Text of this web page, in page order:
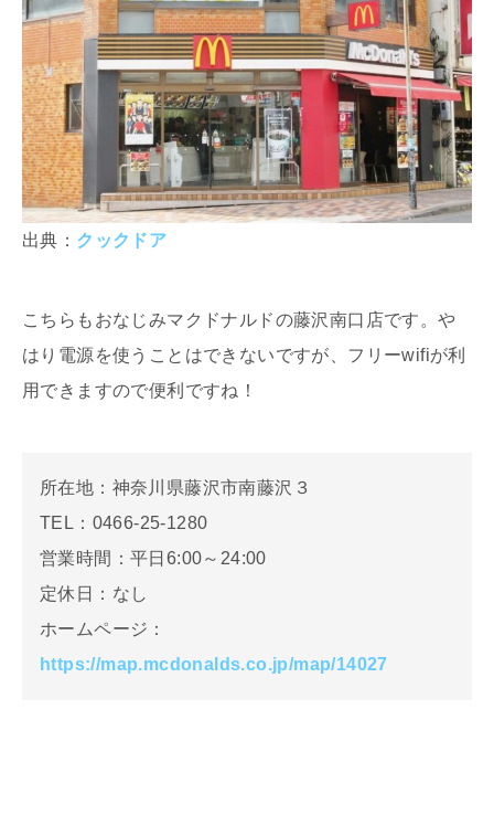
出典： クックドア
こちらもおなじみマクドナルドの藤沢南口店です。や
はり電源を使うことはできないですが、フリーwifiが利
用できますので便利ですね！
所在地：神奈川県藤沢市南藤沢３
TEL：0466-25-1280
営業時間：平日6:00～24:00
定休日：なし
ホームページ：
https://map.mcdonalds.co.jp/map/14027